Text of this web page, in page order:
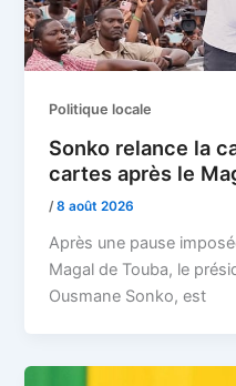
Politique locale
Sonko relance la
cartes après le
/8 août 2026
Après une pause
Magal de Touba, le
Ousmane Sonko, est